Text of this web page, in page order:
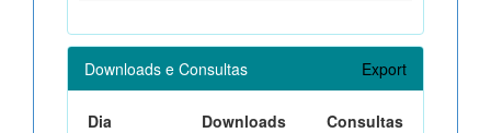
Downloads e Consultas Export
Dia Downloads
Consultas